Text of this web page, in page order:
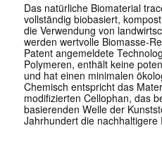
Das natürliche Biomaterial
vollständig biobasiert,
die Verwendung von
werden wertvolle Biomasse-
Patent angemeldete
Polymeren, enthält keine
und hat einen minimalen
Chemisch entspricht das
modifizierten Cellophan, das
basierenden Welle der
Jahrhundert die nachhaltigere